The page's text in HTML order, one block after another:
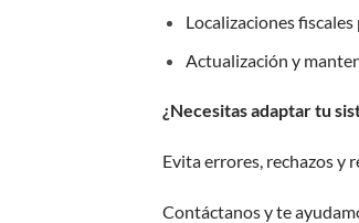
Localizaciones fiscales
Actualización y
¿Necesitas adaptar tu
Evita errores, rechazos y
Contáctanos y te